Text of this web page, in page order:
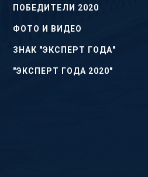
ПОБЕДИТЕЛИ 2020
ФОТО И ВИДЕО
ЗНАК "ЭКСПЕРТ ГОДА"
"ЭКСПЕРТ ГОДА 2020"